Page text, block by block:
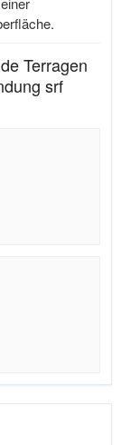
Terragen
srf